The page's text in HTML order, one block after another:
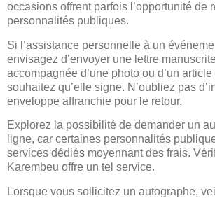
occasions offrent parfois l’opportunité de
personnalités publiques.
Si l’assistance personnelle à un
envisagez d’envoyer une lettre
accompagnée d’une photo ou d’un
souhaitez qu’elle signe. N’oubliez pas
enveloppe affranchie pour le retour.
Explorez la possibilité de demander un
ligne, car certaines personnalités
services dédiés moyennant des frais.
Karembeu offre un tel service.
Lorsque vous sollicitez un autographe,